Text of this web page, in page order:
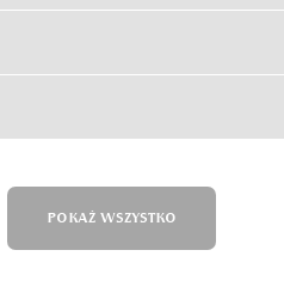
POKAŻ WSZYSTKO